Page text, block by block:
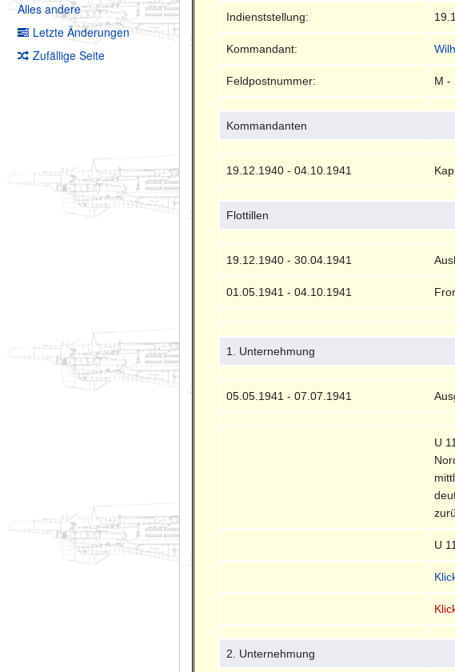
Alles andere
Letzte Änderungen
Zufällige Seite
Indienststellung:
Kommandant:
Feldpostnummer: M -
Kommandanten
19.12.1940 - 04.10.1941
Flottillen
19.12.1940 - 30.04.1941
01.05.1941 - 04.10.1941
1. Unternehmung
05.05.1941 - 07.07.1941
U
U
2. Unternehmung